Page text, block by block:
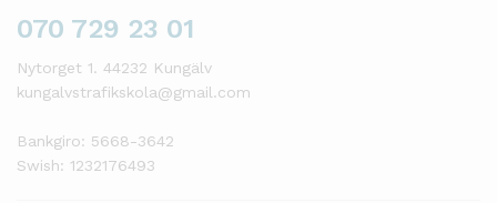
070 729 23 01
Nytorget 1. 44232 Kungälv
kungalvstrafikskola@gmail.com
Bankgiro: 5668-3642
Swish: 1232176493